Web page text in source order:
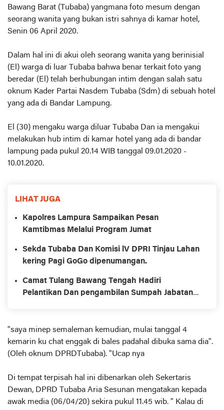
Bawang Barat (Tubaba) yangmana foto mesum dengan
seorang wanita yang bukan istri sahnya di kamar hotel,
Senin 06 April 2020.
Dalam hal ini di akui oleh seorang wanita yang berinisial
(El) warga di luar Tubaba bahwa benar terkait foto yang
beredar (El) telah berhubungan intim dengan salah satu
oknum Kader Partai Nasdem Tubaba (Sdm) di sebuah hotel
yang ada di Bandar Lampung.
El (30) mengaku warga diluar Tubaba Dan ia mengakui
melakukan hub intim di kamar hotel yang ada di bandar
lampung pada pukul 20.14 WIB tanggal 09.01.2020 -
10.01.2020.
LIHAT JUGA
Kapolres Lampura Sampaikan Pesan
Kamtibmas Melalui Program Jumat
Sekda Tubaba Dan Komisi lV DPRI Tinjau Lahan
kering Pagi GoGo dipenumangan.
Camat Tulang Bawang Tengah Hadiri
Pelantikan Dan pengambilan Sumpah Jabatan
"saya minep semaleman kemudian, mulai tanggal 4
kemarin ku chat enggak di bales padahal dibuka sama dia".
(Oleh oknum DPRDTubaba). "Ucap nya
Di tempat terpisah hal ini dibenarkan oleh Sekertaris
Dewan, DPRD Tubaba Aria Sesunan mengatakan kepada
awak media (06/04/20) sekira pukul 11.45 wib. " Kalau di